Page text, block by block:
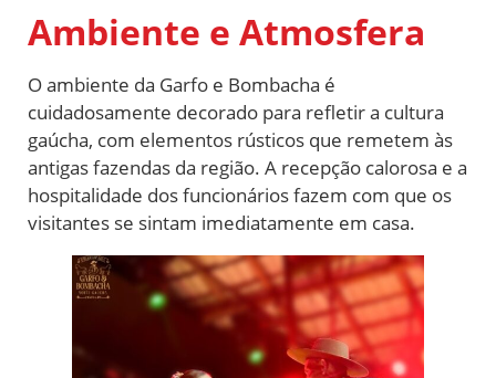
Ambiente e Atmosfera
O ambiente da Garfo e Bombacha é
cuidadosamente decorado para refletir a cultura
gaúcha, com elementos rústicos que remetem às
antigas fazendas da região. A recepção calorosa e a
hospitalidade dos funcionários fazem com que os
visitantes se sintam imediatamente em casa.